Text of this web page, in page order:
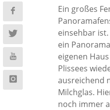
Ein großes
einsehbar
ein
eigenen
Plissees
ausreichend
Milchglas.
noch immer